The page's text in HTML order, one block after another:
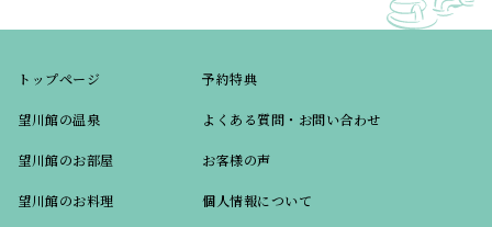
トップページ
望川館の温泉
望川館のお部屋
望川館のお料理
予約特典
よくある質問・お問い合わせ
お客様の声
個人情報について